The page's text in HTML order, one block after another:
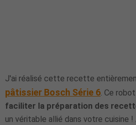
J'ai réalisé cette recette
pâtissier Bosch Série 6. Ce
faciliter la préparation des
un véritable allié dans votre cuisine